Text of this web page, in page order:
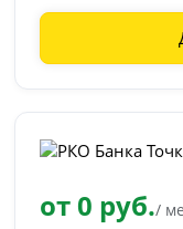
от 0 руб./